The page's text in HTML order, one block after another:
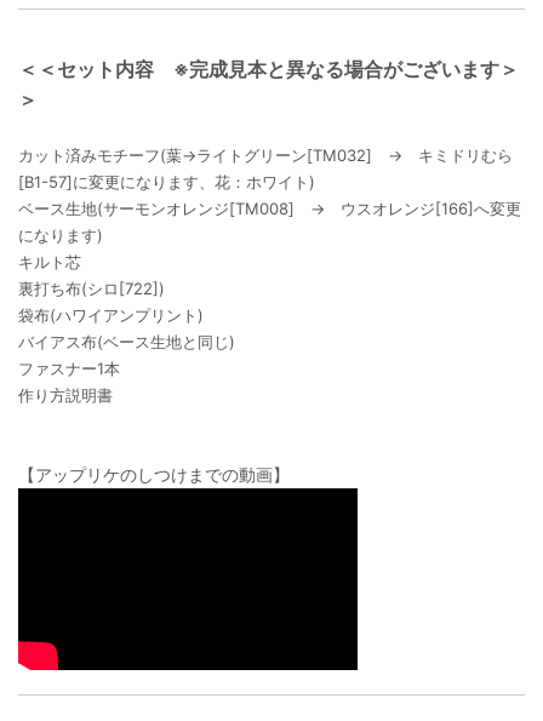
＜＜セット内容 ※完成見本と異なる場合がございます＞
＞
カット済みモチーフ(葉→ライトグリーン[TM032] → キミドリむら
[B1-57]に変更になります、花：ホワイト)
ベース生地(サーモンオレンジ[TM008] → ウスオレンジ[166]へ変更
になります)
キルト芯
裏打ち布(シロ[722])
袋布(ハワイアンプリント)
バイアス布(ベース生地と同じ)
ファスナー1本
作り方説明書
【アップリケのしつけまでの動画】